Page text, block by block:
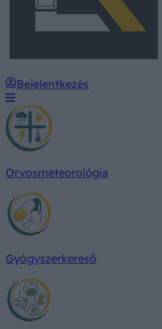
Bejelentkezés
Orvosmeteorológia
Gyógyszerkereső